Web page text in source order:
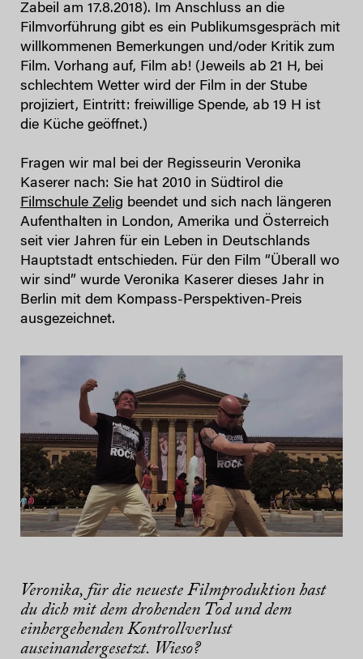
Zabeil am 17.8.2018). Im Anschluss an die
Filmvorführung gibt es ein Publikumsgespräch mit
willkommenen Bemerkungen und/oder Kritik zum
Film. Vorhang auf, Film ab! (Jeweils ab 21 H, bei
schlechtem Wetter wird der Film in der Stube
projiziert, Eintritt: freiwillige Spende, ab 19 H ist
die Küche geöffnet.)
Fragen wir mal bei der Regisseurin Veronika
Kaserer nach: Sie hat 2010 in Südtirol die
Filmschule Zelig beendet und sich nach längeren
Aufenthalten in London, Amerika und Österreich
seit vier Jahren für ein Leben in Deutschlands
Hauptstadt entschieden. Für den Film “Überall wo
wir sind” wurde Veronika Kaserer dieses Jahr in
Berlin mit dem Kompass-Perspektiven-Preis
ausgezeichnet.
Veronika, für die neueste Filmproduktion hast
du dich mit dem drohenden Tod und dem
einhergehenden Kontrollverlust
auseinandergesetzt. Wieso?